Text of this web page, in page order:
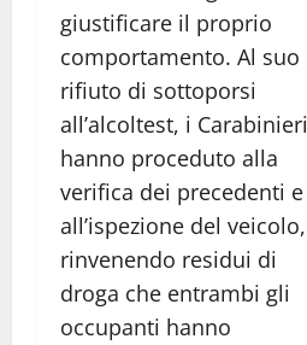
giustificare il proprio
comportamento. Al suo
rifiuto di sottoporsi
all’alcoltest, i Carabinieri
hanno proceduto alla
verifica dei precedenti e
all’ispezione del veicolo,
rinvenendo residui di
droga che entrambi gli
occupanti hanno